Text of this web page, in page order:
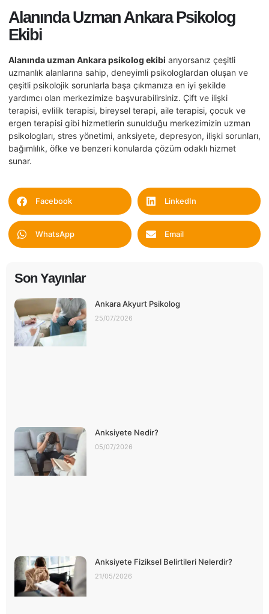
Alanında Uzman Ankara Psikolog
Ekibi
Alanında uzman Ankara psikolog ekibi arıyorsanız çeşitli
uzmanlık alanlarına sahip, deneyimli psikologlardan oluşan ve
çeşitli psikolojik sorunlarla başa çıkmanıza en iyi şekilde
yardımcı olan merkezimize başvurabilirsiniz. Çift ve ilişki
terapisi, evlilik terapisi, bireysel terapi, aile terapisi, çocuk ve
ergen terapisi gibi hizmetlerin sunulduğu merkezimizin uzman
psikologları, stres yönetimi, anksiyete, depresyon, ilişki sorunları,
bağımlılık, öfke ve benzeri konularda çözüm odaklı hizmet
sunar.
Facebook LinkedIn
WhatsApp Email
Son Yayınlar
Ankara Akyurt Psikolog
25/07/2026
Anksiyete Nedir?
05/07/2026
Anksiyete Fiziksel Belirtileri Nelerdir?
21/05/2026